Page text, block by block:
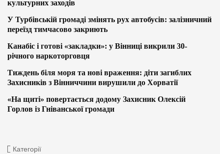
культурних заходів
У Турбівській громаді змінять рух автобусів: залізничний
переїзд тимчасово закриють
Канабіс і готові «закладки»: у Вінниці викрили 30-
річного наркоторговця
Тиждень біля моря та нові враження: діти загиблих
Захисників з Вінниччини вирушили до Хорватії
«На щиті» повертається додому Захисник Олексій
Горлов із Гніванської громади
Категорії